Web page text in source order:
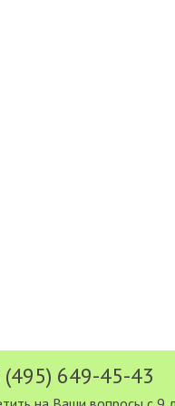
(495) 649-45-43